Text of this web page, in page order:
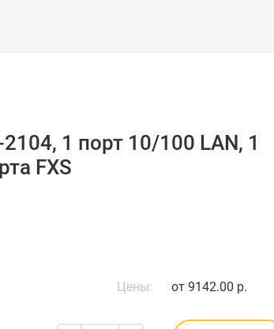
1 порт 10/100 LAN, 1
FXS
Цены: от 9142.00 р.